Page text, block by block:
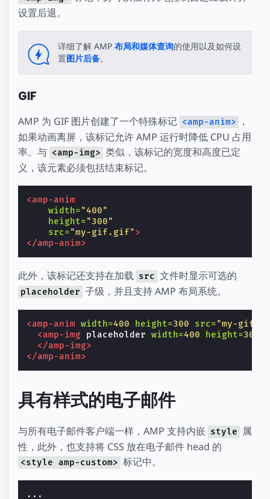
设置后退。
详细了解 AMP 布局和媒体查询的使用以及如何设
置图片后备。
GIF
AMP 为 GIF 图片创建了一个特殊标记 <amp-anim>
，
如果动画离屏，该标记允许 AMP 运行时降低 CPU 占用
率。与 <amp-img> 类似，该标记的宽度和高度已定
义，该元素必须包括结束标记。
<amp-anim
width="400"
height="300"
src="my-gif.gif">
</amp-anim>
此外，该标记还支持在加载 src 文件时显示可选的
placeholder 子级，并且支持 AMP 布局系统。
<amp-anim width=400 height=300 src="my-
<amp-img
placeholder width=400 height=300
</amp-img>
</amp-anim>
具有样式的电子邮件
与所有电子邮件客户端一样，AMP 支持内嵌 style
属
性，此外，也支持将 CSS 放在电子邮件 head 的
<style amp-custom> 标记中。